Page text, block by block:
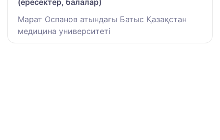
(ересектер, балалар)
Марат Оспанов атындағы Батыс Қазақстан
медицина университеті